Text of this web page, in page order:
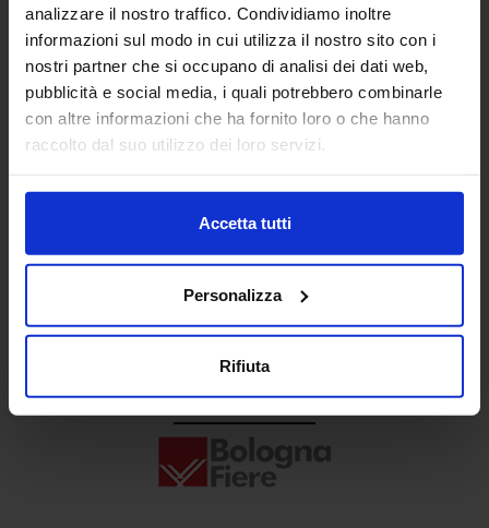
analizzare il nostro traffico. Condividiamo inoltre
informazioni sul modo in cui utilizza il nostro sito con i
nostri partner che si occupano di analisi dei dati web,
pubblicità e social media, i quali potrebbero combinarle
con altre informazioni che ha fornito loro o che hanno
raccolto dal suo utilizzo dei loro servizi.
Accetta tutti
Personalizza
Rifiuta
Senaf srl
+ 39 02.332039460
Progetto e direzione